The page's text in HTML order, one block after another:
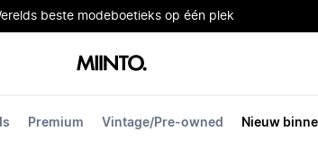
beste modeboetieks op één plek
Premium Vintage/Pre-owned Nieuw